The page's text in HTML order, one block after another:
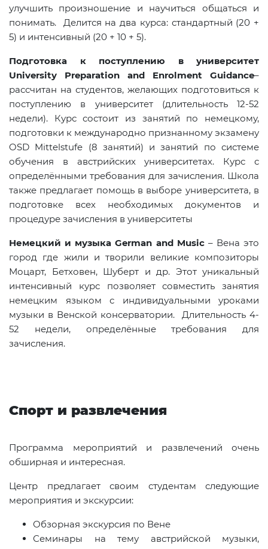
улучшить произношение и научиться общаться и
понимать. Делится на два курса: стандартный (20 +
5) и интенсивный (20 + 10 + 5).
Подготовка к поступлению в университет
University Preparation and Enrolment Guidance–
рассчитан на студентов, желающих подготовиться к
поступлению в университет (длительность 12-52
недели). Курс состоит из занятий по немецкому,
подготовки к международно признанному экзамену
OSD Mittelstufe (8 занятий) и занятий по системе
обучения в австрийских университетах. Курс с
определёнными требования для зачисления. Школа
также предлагает помощь в выборе университета, в
подготовке всех необходимых документов и
процедуре зачисления в университеты
Немецкий и музыка German and Music – Вена это
город где жили и творили великие композиторы
Моцарт, Бетховен, Шуберт и др. Этот уникальный
интенсивный курс позволяет совместить занятия
немецким языком с индивидуальными уроками
музыки в Венской консерватории. Длительность 4-
52 недели, определённые требования для
зачисления.
Спорт и развлечения
Программа мероприятий и развлечений очень
обширная и интересная.
Центр предлагает своим студентам следующие
мероприятия и экскурсии:
Обзорная экскурсия по Вене
Семинары на тему австрийской музыки,